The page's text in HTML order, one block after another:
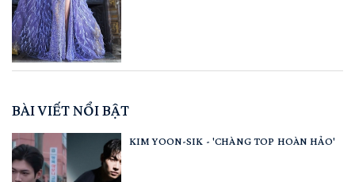
BÀI VIẾT NỔI BẬT
KIM YOON-SIK - 'CHÀNG TOP HOÀN HẢO'